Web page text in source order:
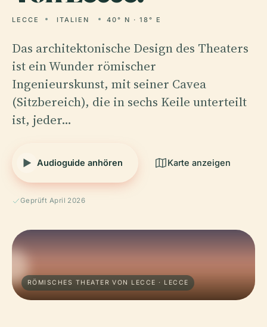
LECCE ITALIEN 40° N · 18° E
Das architektonische Design des Theaters
ist ein Wunder römischer
Ingenieurskunst, mit seiner Cavea
(Sitzbereich), die in sechs Keile unterteilt
ist, jeder…
Audioguide anhören Karte anzeigen
Geprüft April 2026
RÖMISCHES THEATER VON LECCE · LECCE